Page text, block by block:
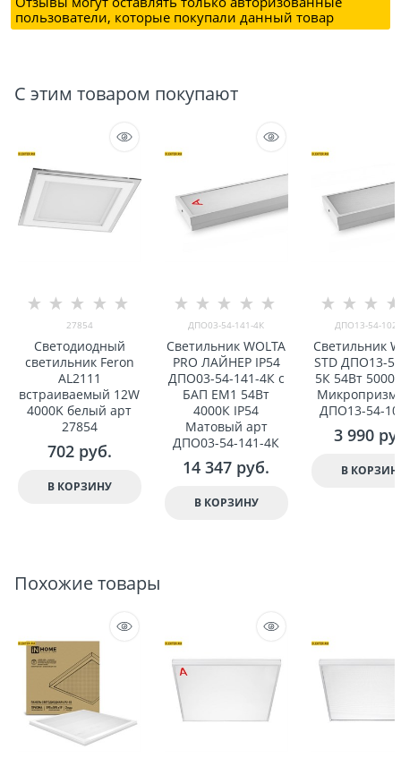
пользователи, которые покупали данный товар
С этим товаром покупают
27854
Светодиодный
светильник Feron
AL2111
встраиваемый 12W
4000K белый арт
27854
702 руб.
В КОРЗИНУ
ДПО03-54-141-4К
Светильник WOLTA
PRO ЛАЙНЕР IP54
ДПО03-54-141-4К с
БАП EM1 54Вт
4000К IP54
Матовый арт
ДПО03-54-141-4К
14 347 руб.
В КОРЗИНУ
ДПО13-54-
Светильник
STD ДПО13-
5К 54Вт
ДПО13-54-
3 990
В
Похожие товары